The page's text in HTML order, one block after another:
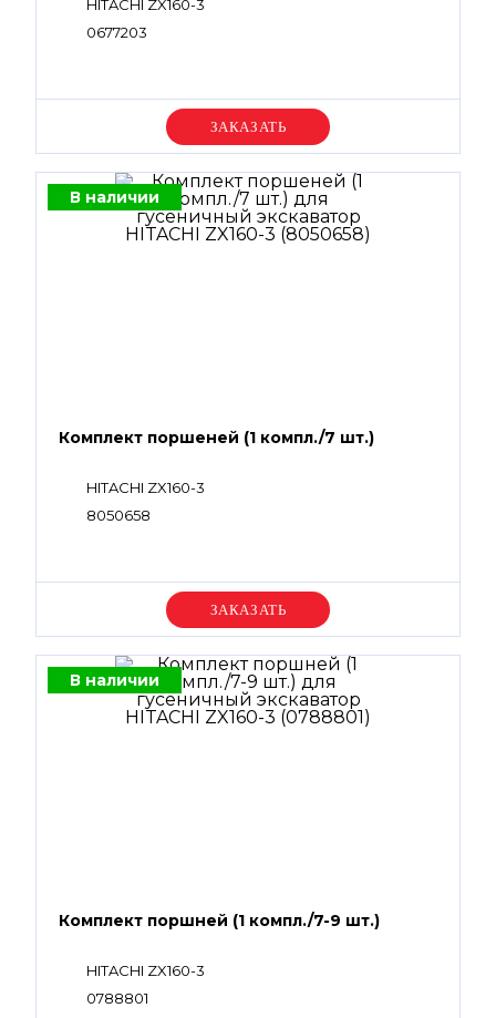
HITACHI ZX160-3
0677203
Уточняйте цену
В наличии
Комплект поршеней (1 компл./7 шт.)
HITACHI ZX160-3
8050658
Уточняйте цену
В наличии
Комплект поршней (1 компл./7-9 шт.)
HITACHI ZX160-3
0788801